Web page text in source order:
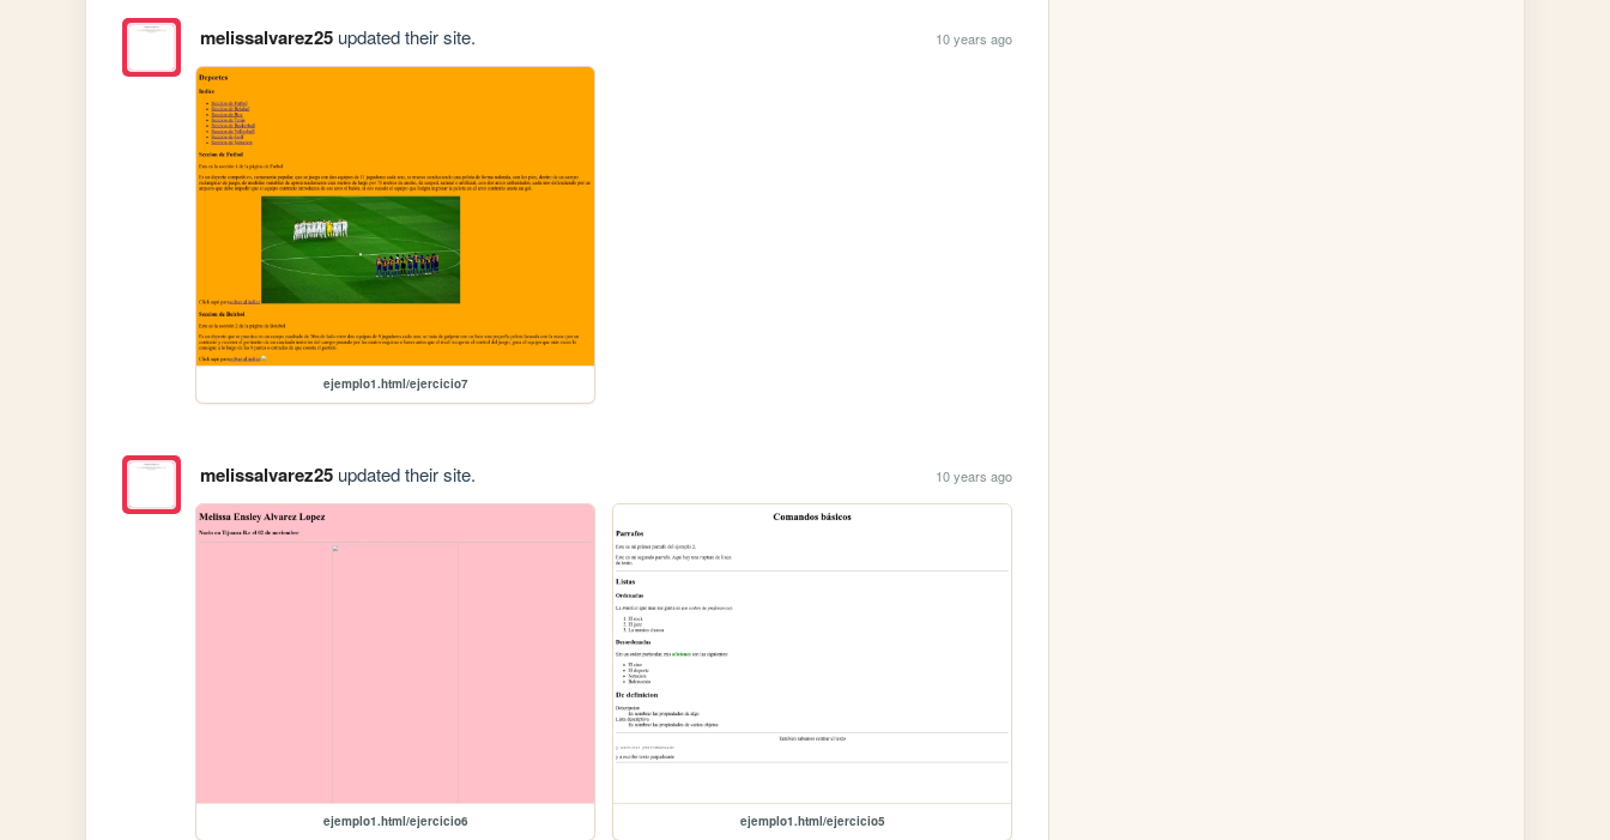
melissalvarez25updated their site. 10 years ago
ejemplo1.html/ejercicio7
melissalvarez25updated their site. 10 years ago
ejemplo1.html/ejercicio6 ejemplo1.html/ejercicio5